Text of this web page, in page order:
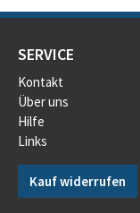
SERVICE
Kontakt
Über uns
Hilfe
Links
Kauf widerrufen